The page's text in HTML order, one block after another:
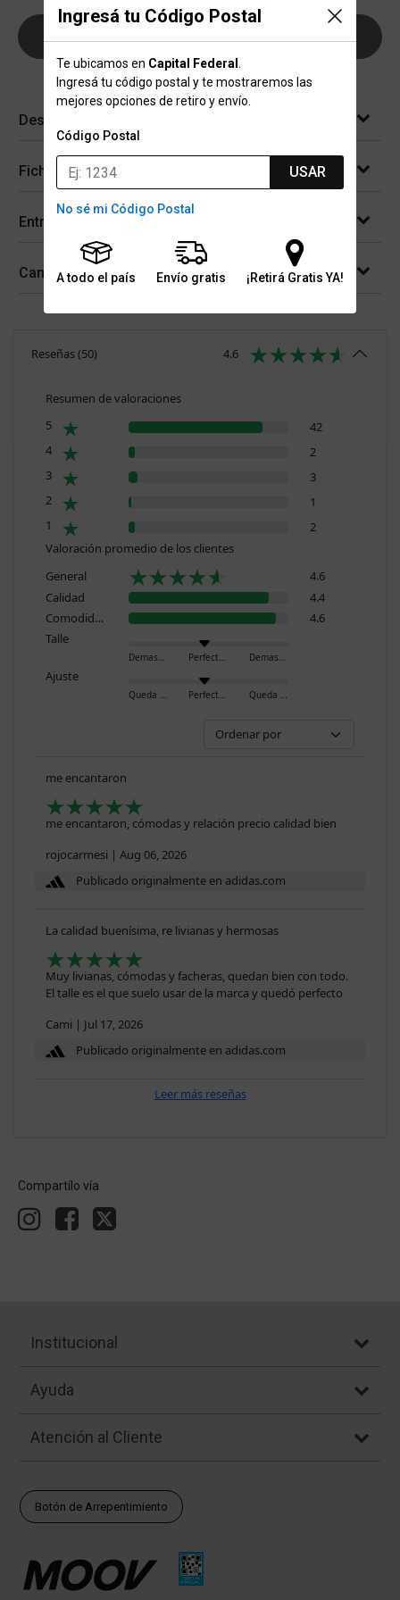
Ingresá tu Código Postal
Te ubicamos en Capital Federal
Ingresá tu código postal y te mostraremos las
mejores opciones de retiro y envío.
Código Postal
USAR
No sé mi Código Postal
A todo el país Envío gratis ¡Retirá Gratis YA!
Descripción
Ficha técnica
Entregas
Cambios y devoluciones
Reseñas(50) 4.6
Resumen de valoraciones
5
42
4
2
3
3
2
1
1
2
Valoración promedio de los clientes
General
4.6
Calidad
4.4
Comodidad
4.6
Talle
Demasiado pequeño Perfecto Demasiado grande
Ajuste
Queda ajustado Perfecto Queda holgado
me encantaron
me encantaron, cómodas y relación precio calidad bien
rojocarmesi | Aug 06, 2026
Publicado originalmente en adidas.com
La calidad buenísima, re livianas y hermosas
Muy livianas, cómodas y facheras, quedan bien con todo.
El talle es el que suelo usar de la marca y quedó perfecto
Cami | Jul 17, 2026
Publicado originalmente en adidas.com
Leer más reseñas
Compartílo vía
Institucional
Ayuda
Atención al Cliente
Botón de Arrepentimiento